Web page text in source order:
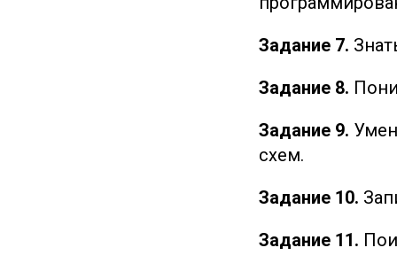
Задание 7.
Задание 8.
Задание 9.
схем.
Задание 10.
Задание 11.